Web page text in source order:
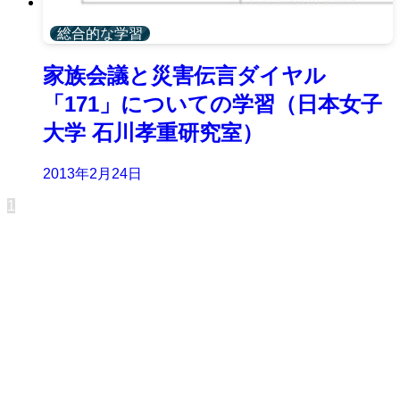
総合的な学習
家族会議と災害伝言ダイヤル
「171」についての学習（日本女子
大学 石川孝重研究室）
2013年2月24日
1